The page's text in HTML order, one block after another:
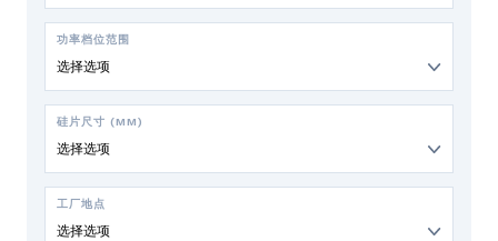
功率档位范围
选择选项
硅片尺寸 (MM)
选择选项
工厂地点
选择选项